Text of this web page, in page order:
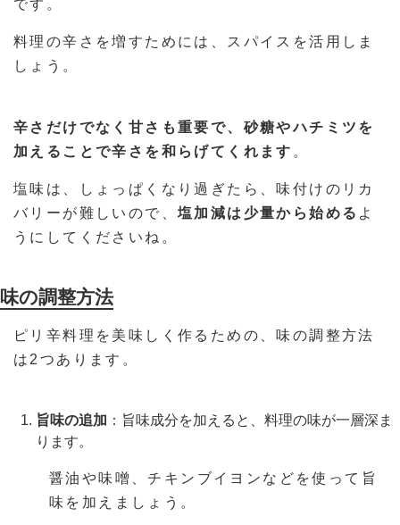
です。
料理の辛さを増すためには、スパイスを活用しま
しょう。
辛さだけでなく甘さも重要で、砂糖やハチミツを
加えることで辛さを和らげてくれます 。
塩味は、しょっぱくなり過ぎたら、味付けのリカ
バリーが難しいので、 塩加減は少量から始める よ
うにしてくださいね。
味の調整方法
ピリ辛料理を美味しく作るための、味の調整方法
は2つあります。
旨味の追加 ：旨味成分を加えると、料理の味が一層深ま
ります。
醤油や味噌、チキンブイヨンなどを使って旨
味を加えましょう。